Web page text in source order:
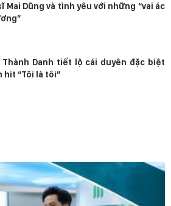
Mai Dũng và tình yêu với những “vai ác
Thành Danh tiết lộ cái duyên đặc biệt
hit “Tôi là tôi”